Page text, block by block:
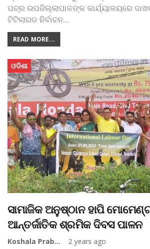
ପତ୍ର ଉପଜିଲ୍ଲାପାଳଙ୍କ କାର୍ଯ୍ୟାଳୟରେ
ଟିଟିଲାଗଡ ନିର୍ବାଚନ…
READ MORE...
ଓଡିଶା
ସାମାଜିକ ଅନୁଷ୍ଠାନ ହାପି
ଆନ୍ତର୍ଜାତିକ ଶ୍ରମିକ ଦିବସ ପାଳନ
Koshala Prabaha 2 years ago